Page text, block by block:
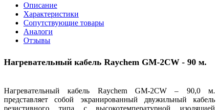
Описание
Характеристики
Сопутствующие товары
Аналоги
Отзывы
Нагревательный кабель Raychem GM-2CW - 90 м.
Нагревательный кабель Raychem GM-2CW – 90,0 м.
представляет собой экранированный двужильный кабель
резистивного типа с высокотемпературной изоляцией